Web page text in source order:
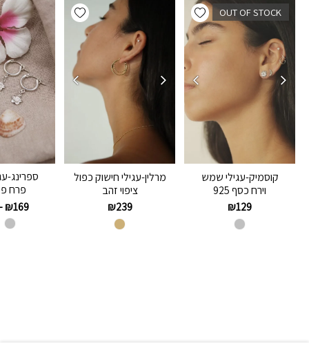
Add wishlist OUT OF STOCK
קוסמיק-עגילי שמש
וירח כסף 925
₪129
Add wishlist
מרלין-עגילי חישוק כפול
ציפוי זהב
₪239
ספרינג-
פרח
₪169